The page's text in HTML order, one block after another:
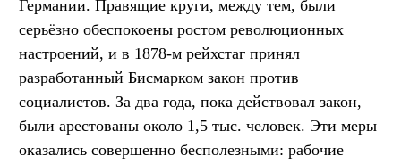
Германии. Правящие круги, между тем, были
серьёзно обеспокоены ростом революционных
настроений, и в 1878-м рейхстаг принял
разработанный Бисмарком закон против
социалистов. За два года, пока действовал закон,
были арестованы около 1,5 тыс. человек. Эти меры
оказались совершенно бесполезными: рабочие